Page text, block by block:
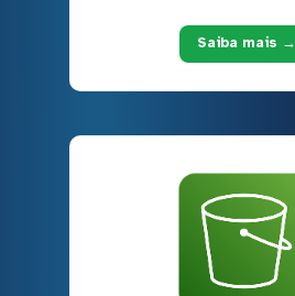
Saiba mais →